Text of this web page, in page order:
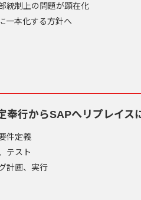
統制上の問題が顕在化
一本化する方針へ
奉行からSAPへリプレイ
件定義
テスト
計画、実行